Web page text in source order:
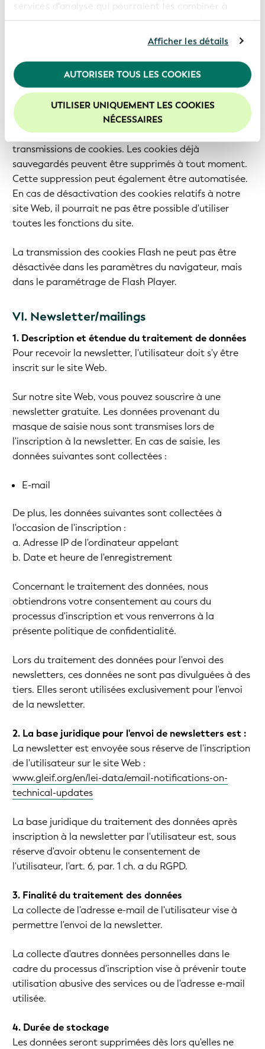
services d'analyse qui pourraient les combiner à
d'autres informations que vous leur avez fournies ou
utilisation de leurs services. En poursuivant
l'utilisation de notre site Web, vous consentez à
l'utilisation de nos cookies. Pour de plus amples
informations, veuillez consulter notrePolitique de
confidentialité
Nous vous recommandons d'activer les cookies afin
d'améliorer votre expérience sur notre site Web.
Afficher les détails
AUTORISER TOUS LES COOKIES
UTILISER UNIQUEMENT LES COOKIES
NÉCESSAIRES
Les cookies sont stockés sur l'ordinateur de
l'utilisateur qui les transmet à notre site Web. Par
conséquent, en tant qu'utilisateur, vous disposez du
contrôle intégral de l'utilisation des cookies. En
modifiant les paramètres de votre navigateur
Internet, vous pouvez désactiver ou restreindre les
transmissions de cookies. Les cookies déjà
sauvegardés peuvent être supprimés à tout moment.
Cette suppression peut également être automatisée.
En cas de désactivation des cookies relatifs à notre
site Web, il pourrait ne pas être possible d'utiliser
toutes les fonctions du site.
La transmission des cookies Flash ne peut pas être
désactivée dans les paramètres du navigateur, mais
dans le paramétrage de Flash Player.
VI. Newsletter/mailings
1. Description et étendue du traitement de données
Pour recevoir la newsletter, l'utilisateur doit s'y être
inscrit sur le site Web.
Sur notre site Web, vous pouvez souscrire à une
newsletter gratuite. Les données provenant du
masque de saisie nous sont transmises lors de
l'inscription à la newsletter. En cas de saisie, les
données suivantes sont collectées :
E-mail
De plus, les données suivantes sont collectées à
l'occasion de l'inscription :
a. Adresse IP de l'ordinateur appelant
b. Date et heure de l'enregistrement
Concernant le traitement des données, nous
obtiendrons votre consentement au cours du
processus d'inscription et vous renverrons à la
présente politique de confidentialité.
Lors du traitement des données pour l'envoi des
newsletters, ces données ne sont pas divulguées à des
tiers. Elles seront utilisées exclusivement pour l'envoi
de la newsletter.
2. La base juridique pour l'envoi de newsletters est :
La newsletter est envoyée sous réserve de l'inscription
de l'utilisateur sur le site Web :
www.gleif.org/en/lei-data/email-notifications-on-
technical-updates
La base juridique du traitement des données après
inscription à la newsletter par l'utilisateur est, sous
réserve d'avoir obtenu le consentement de
l'utilisateur, l'art. 6, par. 1 ch. a du RGPD.
3. Finalité du traitement des données
La collecte de l'adresse e-mail de l'utilisateur vise à
permettre l'envoi de la newsletter.
La collecte d'autres données personnelles dans le
cadre du processus d'inscription vise à prévenir toute
utilisation abusive des services ou de l'adresse e-mail
utilisée.
4. Durée de stockage
Les données seront supprimées dès lors qu'elles ne